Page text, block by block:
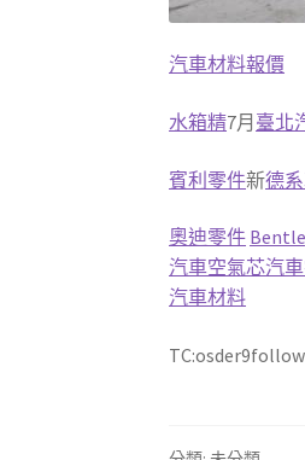
汽車材料報價
水箱精7月 臺北
賓利零件新德
奧迪零件
汽車空氣芯汽
汽車材料